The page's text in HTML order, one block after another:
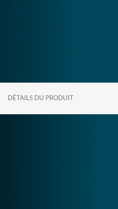
DÉTAILS DU PRODUIT